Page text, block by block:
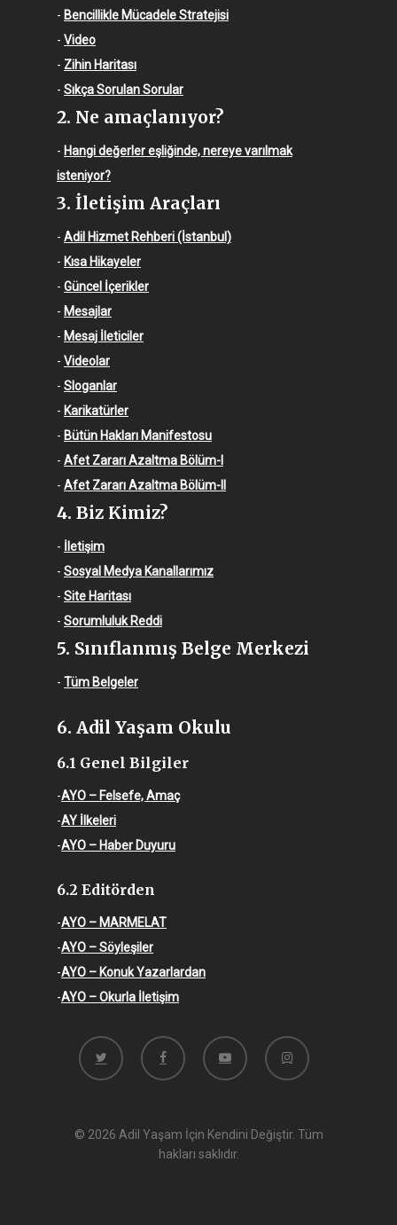
- Bencillikle Mücadele Stratejisi
- Video
- Zihin Haritası
- Sıkça Sorulan Sorular
2. Ne amaçlanıyor?
- Hangi değerler eşliğinde, nereye varılmak
isteniyor?
3. İletişim Araçları
- Adil Hizmet Rehberi (İstanbul)
- Kısa Hikayeler
- Güncel İçerikler
- Mesajlar
- Mesaj İleticiler
- Videolar
- Sloganlar
- Karikatürler
- Bütün Hakları Manifestosu
- Afet Zararı Azaltma Bölüm-I
- Afet Zararı Azaltma Bölüm-II
4. Biz Kimiz?
- İletişim
- Sosyal Medya Kanallarımız
- Site Haritası
- Sorumluluk Reddi
5. Sınıflanmış Belge Merkezi
- Tüm Belgeler
6. Adil Yaşam Okulu
6.1 Genel Bilgiler
-AYO – Felsefe, Amaç
-AY İlkeleri
-AYO – Haber Duyuru
6.2 Editörden
-AYO – MARMELAT
-AYO – Söyleşiler
-AYO – Konuk Yazarlardan
-AYO – Okurla İletişim
twitter facebook youtube instagram
© 2026 Adil Yaşam İçin Kendini Değiştir. Tüm
hakları saklıdır.